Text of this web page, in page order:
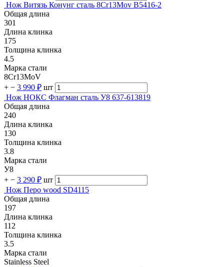
Нож Витязь Конунг сталь 8Сr13Mov B5416-2
Общая длина
301
Длина клинка
175
Толщина клинка
4.5
Марка стали
8Cr13MoV
+ − 3 990 ₽ шт
Нож НОКС Флагман сталь У8 637-613819
Общая длина
240
Длина клинка
130
Толщина клинка
3.8
Марка стали
У8
+ − 3 290 ₽ шт
Нож Перо wood SD4115
Общая длина
197
Длина клинка
112
Толщина клинка
3.5
Марка стали
Stainless Steel